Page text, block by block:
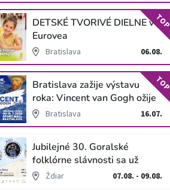
DETSKÉ TVORIVÉ DIELNE v
Eurovea
Bratislava 06.08.
TOP
Bratislava zažije výstavu
roka: Vincent van Gogh ožije
v unikátnej imerzívnej šou!
Bratislava 16.07.
TOP
Jubilejné 30. Goralské
folklórne slávnosti sa už
blížiaŽdiar 07.08. - 09.08.